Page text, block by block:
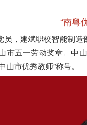
“南粤
员，建斌职校智能制
市五一劳动奖章、中
山市优秀教师”称号。